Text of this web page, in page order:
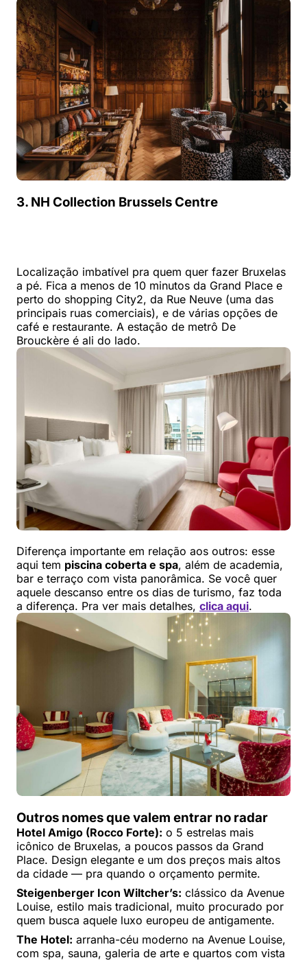
3. NH Collection Brussels Centre
Localização imbatível pra quem quer fazer Bruxelas
a pé. Fica a menos de 10 minutos da Grand Place e
perto do shopping City2, da Rue Neuve (uma das
principais ruas comerciais), e de várias opções de
café e restaurante. A estação de metrô De
Brouckère é ali do lado.
Diferença importante em relação aos outros: esse
aqui tem piscina coberta e spa, além de academia,
bar e terraço com vista panorâmica. Se você quer
aquele descanso entre os dias de turismo, faz toda
a diferença. Pra ver mais detalhes, clica aqui.
Outros nomes que valem entrar no radar
Hotel Amigo (Rocco Forte): o 5 estrelas mais
icônico de Bruxelas, a poucos passos da Grand
Place. Design elegante e um dos preços mais altos
da cidade — pra quando o orçamento permite.
Steigenberger Icon Wiltcher’s: clássico da Avenue
Louise, estilo mais tradicional, muito procurado por
quem busca aquele luxo europeu de antigamente.
The Hotel: arranha-céu moderno na Avenue Louise,
com spa, sauna, galeria de arte e quartos com vista